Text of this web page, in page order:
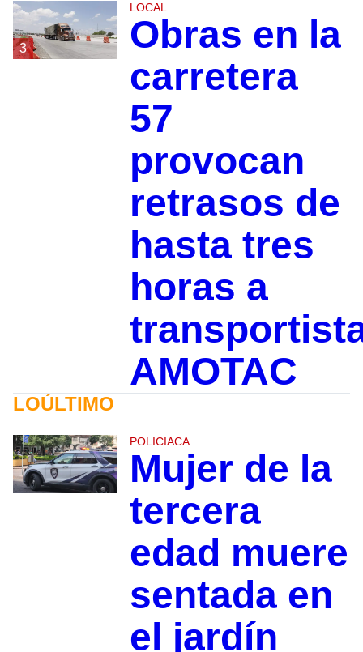
3
LOCAL
Obras en la
carretera
57
provocan
retrasos de
hasta tres
horas a
AMOTAC
LOÚLTIMO
POLICIACA
Mujer de la
tercera
edad muere
sentada en
el jardín